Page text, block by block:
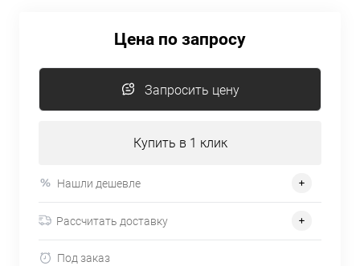
Цена по запросу
Запросить цену
Купить в 1 клик
Нашли дешевле
Рассчитать доставку
Под заказ